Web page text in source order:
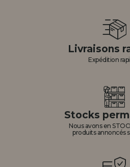
Livraisons
Expédition
Stocks
Nous avons en
produits annoncés